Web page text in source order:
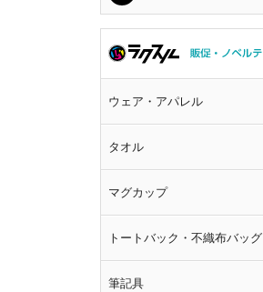
ウェア・アパレル
タオル
マグカップ
トートバック・不織布バッグ
筆記具